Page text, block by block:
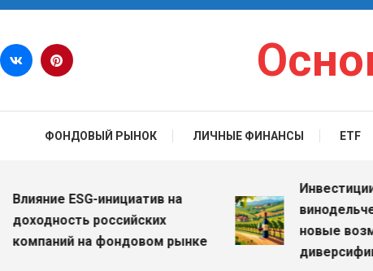
Перейти к содержимому
ФОНДОВЫЙ РЫНОК ЛИЧНЫЕ ФИНАНСЫ ETF
ESG-инициатив на
российских
на фондовом рынке
Инвестиции в
новые